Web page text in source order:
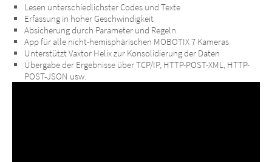
Lesen unterschiedlichster Codes und Texte
Erfassung in hoher Geschwindigkeit
Absicherung durch Parameter und Regeln
App für alle nicht-hemisphärischen MOBOTIX 7 Kameras
Unterstützt Vaxtor Helix zur Konsolidierung der Daten
Übergabe der Ergebnisse über TCP/IP, HTTP-POST-XML, HTTP-
POST-JSON usw.